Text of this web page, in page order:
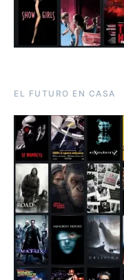
EL FUTURO EN CASA